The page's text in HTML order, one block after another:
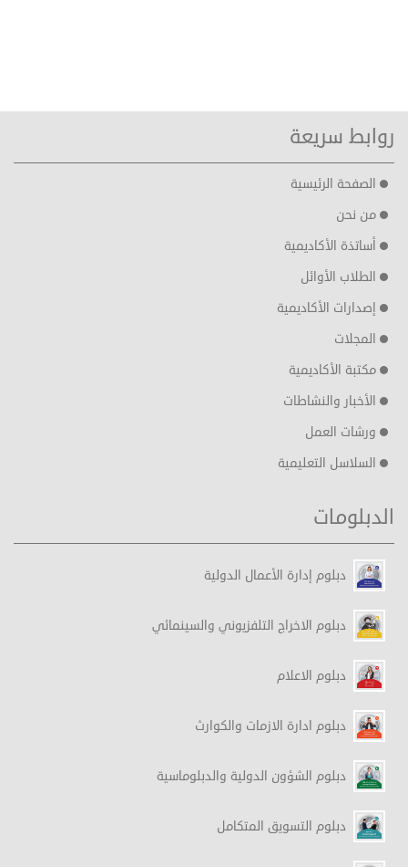
روابط سريعة
الصفحة الرئيسية
من نحن
أساتذة الأكاديمية
الطلاب الأوائل
إصدارات الأكاديمية
المجلات
مكتبة الأكاديمية
الأخبار والنشاطات
ورشات العمل
السلاسل التعليمية
الدبلومات
دبلوم إدارة الأعمال الدولية
دبلوم الاخراج التلفزيوني والسينمائي
دبلوم الاعلام
دبلوم ادارة الازمات والكوارث
دبلوم الشؤون الدولية والدبلوماسية
دبلوم التسويق المتكامل